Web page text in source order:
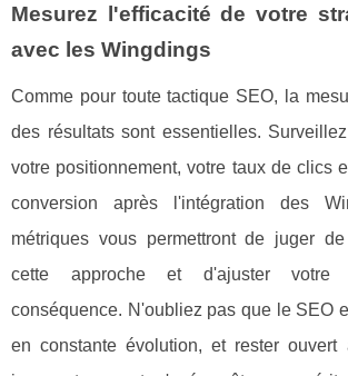
Mesurez l'efficacité de votre
avec les Wingdings
Comme pour toute tactique SEO, la
des résultats sont essentielles.
votre positionnement, votre taux de clics
conversion après l'intégration des
métriques vous permettront de juger
cette approche et d'ajuster votre
conséquence. N'oubliez pas que le SEO
en constante évolution, et rester ouvert